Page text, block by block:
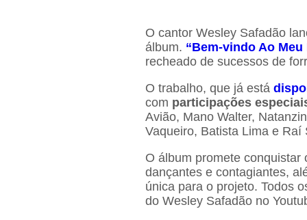
O cantor Wesley Safadão
álbum. “Bem-vindo Ao
recheado de sucessos de
O trabalho, que já está
com participações
Avião, Mano Walter,
Vaqueiro, Batista Lima e Raí
O álbum promete
dançantes e contagiantes,
única para o projeto. Todos
do Wesley Safadão no